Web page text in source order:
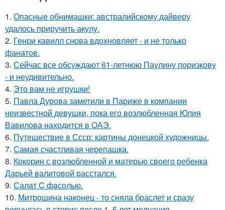
1. Опасные обнимашки: австралийскому дайверу
удалось приручить акулу.
2. Генри кавилл снова вдохновляет - и не только
фанатов.
3. Сейчас все обсуждают 61-летнюю Паулину поризкову
- и неудивительно.
4. Это вам не игрушки!
5. Павла Дурова заметили в Париже в компании
неизвестной девушки, пока его возлюбленная Юлия
Вавилова находится в ОАЭ.
6. Путешествие в Ссср: картины донецкой художницы.
7. Самая счастливая черепашка.
8. Кокорин с возлюбленной и матерью своего ребенка
Дарьей валитовой расстался.
9. Салат C фaсoлью.
10. Митрошина наконец - то сняла браслет и сразу